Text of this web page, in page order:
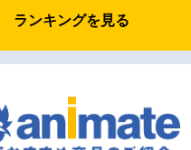
ランキングを見る